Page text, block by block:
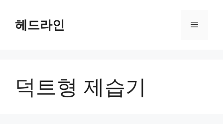
헤드라인 메
덕트형 제습기